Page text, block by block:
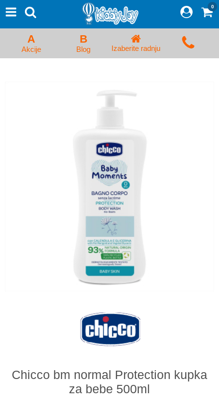
Proizvodi
Početna Prijava/Registracija
Kolica za bebe i dečija kolica
Monitori, Ogradice i tricikli
Posteljine, vrećice i baldahini
0
A
Akcije
B
Blog Izaberite radnju
Chicco bm normal Protection kupka
za bebe 500ml